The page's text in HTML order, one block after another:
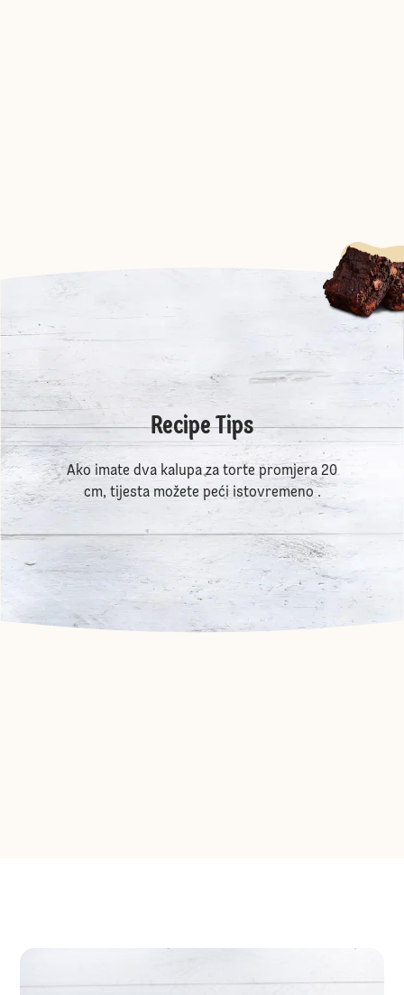
Recipe Tips
Ako imate dva kalupa za torte promjera 20
cm, tijesta možete peći istovremeno .